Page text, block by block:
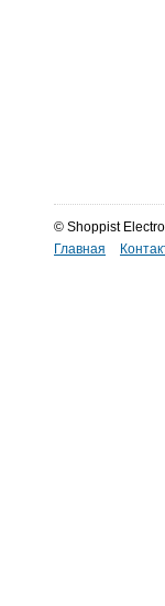
© Shoppist
Главная